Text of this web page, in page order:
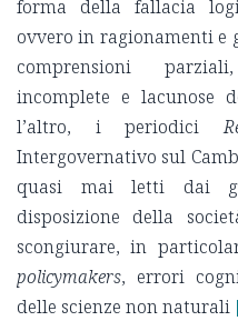
forma della fallacia
ovvero in ragionamenti e
comprensioni
incomplete e lacunose
l’altro, i periodici
Intergovernativo sul
quasi mai letti dai
disposizione della
scongiurare, in
policymakers, errori
delle scienze non naturali